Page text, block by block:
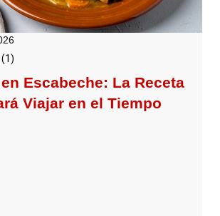
(1)
Escabeche: La Receta
Viajar en el Tiempo